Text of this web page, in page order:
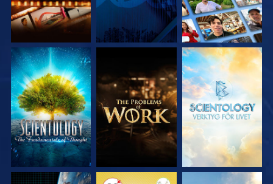
UTFORSKA
SERIEN
UTFORSKA
SERIEN
UTFORSKA
SERIEN